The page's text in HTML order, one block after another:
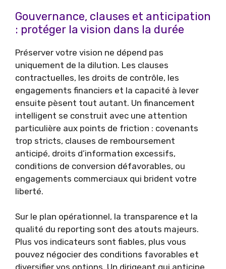
Gouvernance, clauses et anticipation
: protéger la vision dans la durée
Préserver votre vision ne dépend pas
uniquement de la dilution. Les clauses
contractuelles, les droits de contrôle, les
engagements financiers et la capacité à lever
ensuite pèsent tout autant. Un financement
intelligent se construit avec une attention
particulière aux points de friction : covenants
trop stricts, clauses de remboursement
anticipé, droits d’information excessifs,
conditions de conversion défavorables, ou
engagements commerciaux qui brident votre
liberté.
Sur le plan opérationnel, la transparence et la
qualité du reporting sont des atouts majeurs.
Plus vos indicateurs sont fiables, plus vous
pouvez négocier des conditions favorables et